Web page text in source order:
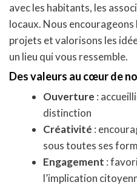
avec les habitants, les
locaux. Nous
projets et valorisons les
un lieu qui vous ressemble.
Des valeurs au cœur de
Ouverture :
distinction
Créativité :
sous toutes ses
Engagement :
l’implication